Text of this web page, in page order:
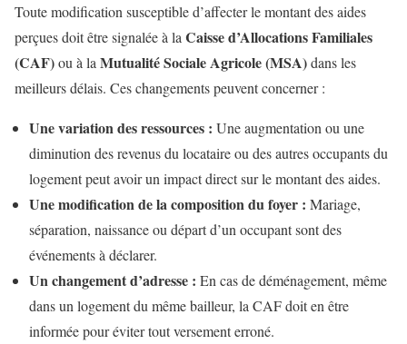
Toute modification susceptible d’affecter le montant des aides
perçues doit être signalée à la Caisse d’Allocations Familiales
(CAF)ou à la Mutualité Sociale Agricole (MSA)dans les
meilleurs délais. Ces changements peuvent concerner :
Une variation des ressources : Une augmentation ou une
diminution des revenus du locataire ou des autres occupants du
logement peut avoir un impact direct sur le montant des aides.
Une modification de la composition du foyer : Mariage,
séparation, naissance ou départ d’un occupant sont des
événements à déclarer.
Un changement d’adresse : En cas de déménagement, même
dans un logement du même bailleur, la CAF doit en être
informée pour éviter tout versement erroné.